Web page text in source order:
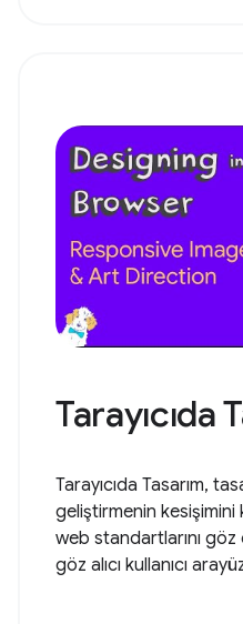
Tarayıcıda
Tarayıcıda Tasarım,
geliştirmenin
web standartlarını
göz alıcı kullanıcı